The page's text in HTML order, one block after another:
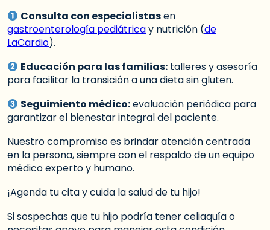
Consulta con especialistasen
gastroenterología pediátricay nutrición (de
LaCardio).
Educación para las familias: talleres y asesoría
para facilitar la transición a una dieta sin gluten.
Seguimiento médico:evaluación periódica para
garantizar el bienestar integral del paciente.
Nuestro compromiso es brindar atención centrada
en la persona, siempre con el respaldo de un equipo
médico experto y humano.
¡Agenda tu cita y cuida la salud de tu hijo!
Si sospechas que tu hijo podría tener celiaquía o